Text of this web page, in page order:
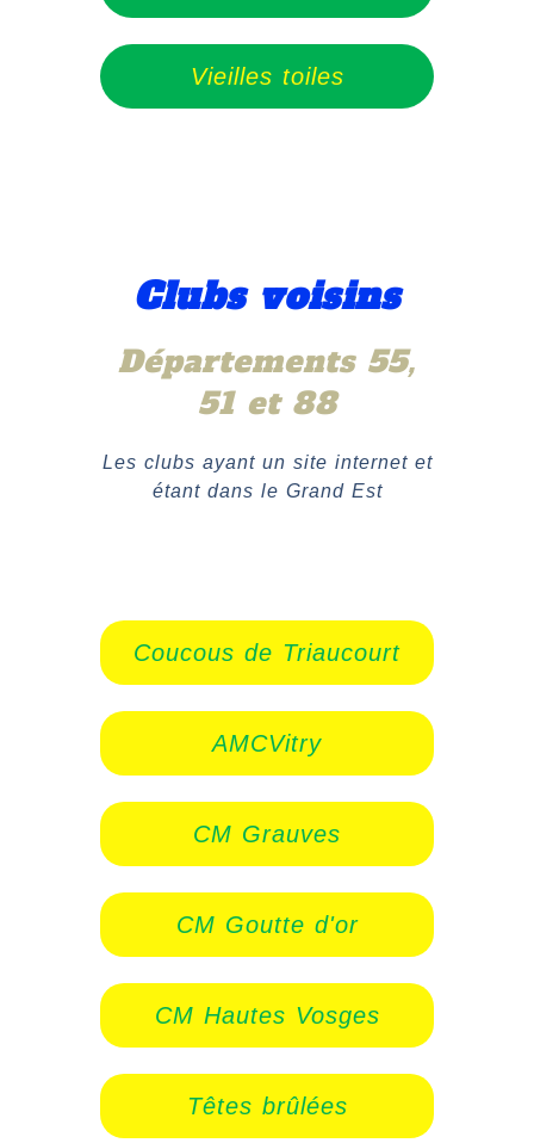
Vieilles toiles
Clubs voisins
Départements 55,
51 et 88
Les clubs ayant un site internet et
étant dans le Grand Est
Coucous de Triaucourt
AMCVitry
CM Grauves
CM Goutte d'or
CM Hautes Vosges
Têtes brûlées